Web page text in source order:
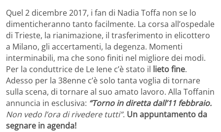
Quel 2 dicembre 2017, i fan di Nadia Toffa non se lo
dimenticheranno tanto facilmente. La corsa all’ospedale
di Trieste, la rianimazione, il trasferimento in elicottero
a Milano, gli accertamenti, la degenza. Momenti
interminabili, ma che sono finiti nel migliore dei modi.
Per la conduttrice de Le Iene c’è stato il lieto fine.
Adesso per la 38enne c’è solo tanta voglia di tornare
sulla scena, di tornare al suo amato lavoro. Alla Toffanin
annuncia in esclusiva: “Torno in diretta dall’11 febbraio.
Non vedo l’ora di rivedere tutti”. Un appuntamento da
segnare in agenda!